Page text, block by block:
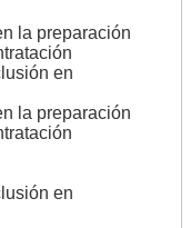
la preparación
en
la preparación
en